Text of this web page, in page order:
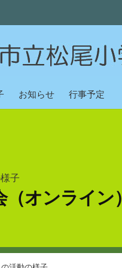
お知らせ 行事予定
子
オンライン）